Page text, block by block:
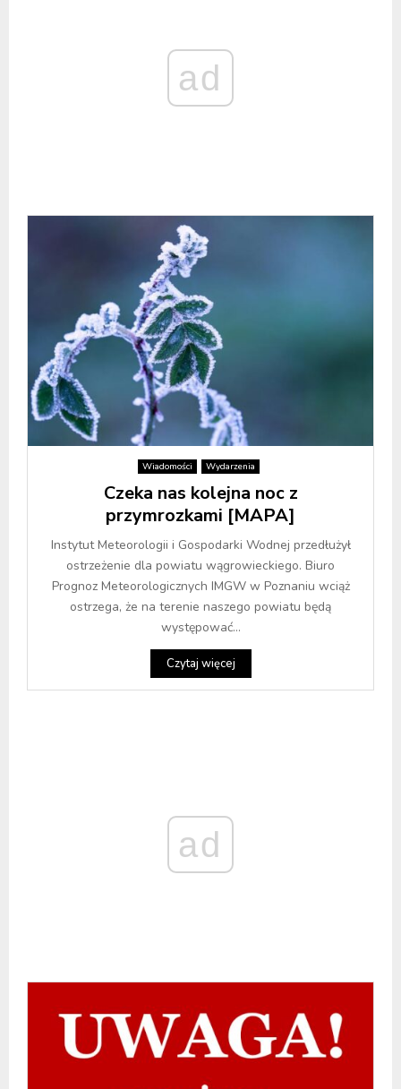
ad
Wiadomości Wydarzenia
Czeka nas kolejna noc z
przymrozkami [MAPA]
Instytut Meteorologii i Gospodarki Wodnej przedłużył
ostrzeżenie dla powiatu wągrowieckiego. Biuro
Prognoz Meteorologicznych IMGW w Poznaniu wciąż
ostrzega, że na terenie naszego powiatu będą
występować...
Czytaj więcej
ad